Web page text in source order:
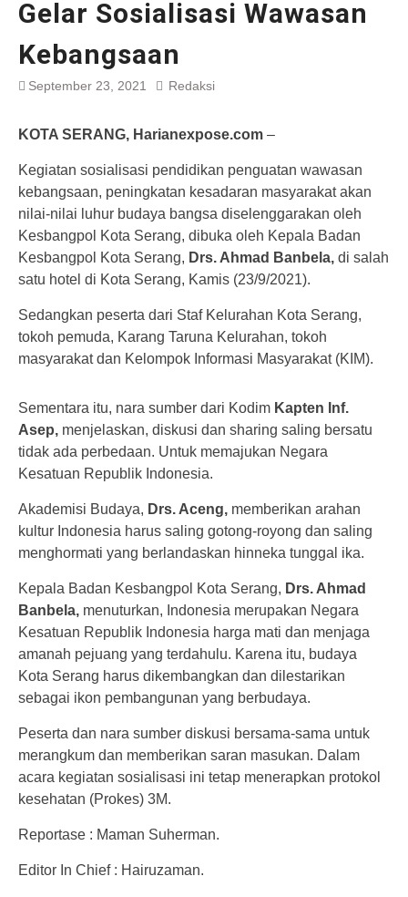
Gelar Sosialisasi Wawasan
Kebangsaan
September 23, 2021 Redaksi
KOTA SERANG, Harianexpose.com –
Kegiatan sosialisasi pendidikan penguatan wawasan
kebangsaan, peningkatan kesadaran masyarakat akan
nilai-nilai luhur budaya bangsa diselenggarakan oleh
Kesbangpol Kota Serang, dibuka oleh Kepala Badan
Kesbangpol Kota Serang, Drs. Ahmad Banbela, di salah
satu hotel di Kota Serang, Kamis (23/9/2021).
Sedangkan peserta dari Staf Kelurahan Kota Serang,
tokoh pemuda, Karang Taruna Kelurahan, tokoh
masyarakat dan Kelompok Informasi Masyarakat (KIM).
Sementara itu, nara sumber dari Kodim Kapten Inf.
Asep, menjelaskan, diskusi dan sharing saling bersatu
tidak ada perbedaan. Untuk memajukan Negara
Kesatuan Republik Indonesia.
Akademisi Budaya, Drs. Aceng, memberikan arahan
kultur Indonesia harus saling gotong-royong dan saling
menghormati yang berlandaskan hinneka tunggal ika.
Kepala Badan Kesbangpol Kota Serang, Drs. Ahmad
Banbela, menuturkan, Indonesia merupakan Negara
Kesatuan Republik Indonesia harga mati dan menjaga
amanah pejuang yang terdahulu. Karena itu, budaya
Kota Serang harus dikembangkan dan dilestarikan
sebagai ikon pembangunan yang berbudaya.
Peserta dan nara sumber diskusi bersama-sama untuk
merangkum dan memberikan saran masukan. Dalam
acara kegiatan sosialisasi ini tetap menerapkan protokol
kesehatan (Prokes) 3M.
Reportase : Maman Suherman.
Editor In Chief : Hairuzaman.